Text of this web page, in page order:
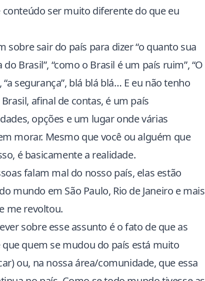
ser muito diferente do que eu
sobre sair do país para dizer “o quanto sua
Brasil”, “como o Brasil é um país ruim”, “O
segurança”, blá blá blá… E eu não tenho
afinal de contas, é um país
opções e um lugar onde várias
morar. Mesmo que você ou alguém que
é basicamente a realidade.
falam mal do nosso país, elas estão
mundo em São Paulo, Rio de Janeiro e mais
me revoltou.
sobre esse assunto é o fato de que as
quem se mudou do país está muito
ou, na nossa área/comunidade, que essa